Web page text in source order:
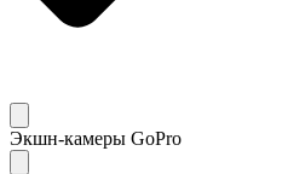
Экшн-камеры GoPro